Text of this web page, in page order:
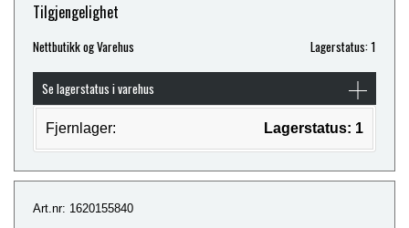
Tilgjengelighet
Nettbutikk og Varehus Lagerstatus: 1
Se lagerstatus i varehus
Fjernlager: Lagerstatus: 1
Art.nr: 1620155840